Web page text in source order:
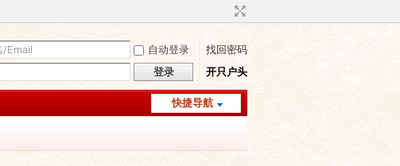
自动登录
找回密码
登录 开只户头
快捷导航